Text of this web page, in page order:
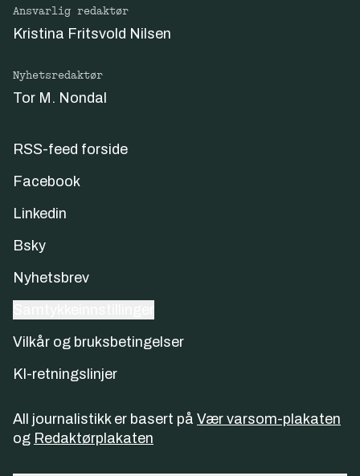
Ansvarlig redaktør
Kristina Fritsvold Nilsen
Nyhetsredaktør
Tor M. Nondal
RSS-feed forside
Facebook
Linkedin
Bsky
Nyhetsbrev
Vilkår og bruksbetingelser
KI-retningslinjer
All journalistikk er basert på Vær varsom-plakaten
og Redaktørplakaten